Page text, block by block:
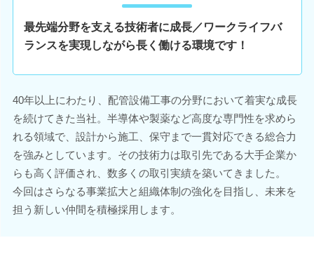
最先端分野を支える技術者に成長／ワークライフバ
ランスを実現しながら長く働ける環境です！
40年以上にわたり、配管設備工事の分野において着実な成長
を続けてきた当社。半導体や製薬など高度な専門性を求めら
れる領域で、設計から施工、保守まで一貫対応できる総合力
を強みとしています。その技術力は取引先である大手企業か
らも高く評価され、数多くの取引実績を築いてきました。
今回はさらなる事業拡大と組織体制の強化を目指し、未来を
担う新しい仲間を積極採用します。